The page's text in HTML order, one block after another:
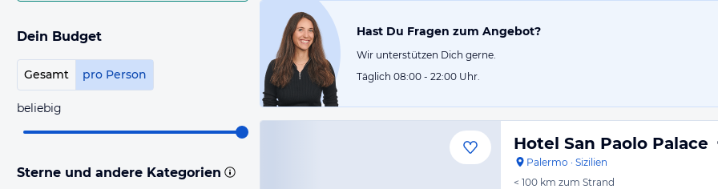
Dein Budget
Gesamt pro Person
beliebig
Sterne und andere Kategorien
Hast Du Fragen zum Angebot?
Wir unterstützen Dich gerne.
Täglich 08:00 - 22:00 Uhr.
Hotel San Paolo Palace
Palermo · Sizilien
< 100 km zum Strand